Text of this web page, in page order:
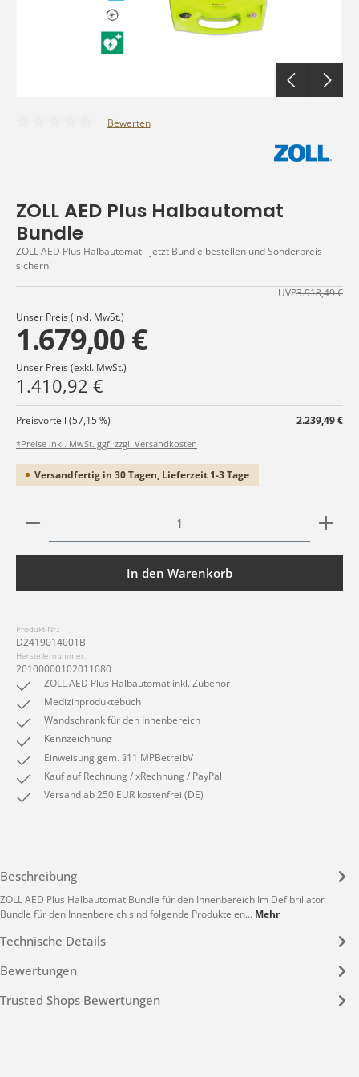
Bewerten
ZOLL AED Plus Halbautomat
Bundle
ZOLL AED Plus Halbautomat - jetzt Bundle bestellen und Sonderpreis
sichern!
UVP3.918,49 €
Unser Preis (inkl. MwSt.)
1.679,00 €
Unser Preis (exkl. MwSt.)
1.410,92 €
Preisvorteil (57,15 %) 2.239,49 €
*Preise inkl. MwSt. ggf. zzgl. Versandkosten
Versandfertig in 30 Tagen, Lieferzeit 1-3 Tage
Produkt Anzahl: Gib den gewünschten Wert ein
In den Warenkorb
Produkt-Nr.:
D2419014001B
Herstellernummer:
20100000102011080
ZOLL AED Plus Halbautomat inkl. Zubehör
Medizinproduktebuch
Wandschrank für den Innenbereich
Kennzeichnung
Einweisung gem. §11 MPBetreibV
Kauf auf Rechnung / xRechnung / PayPal
Versand ab 250 EUR kostenfrei (DE)
Beschreibung
ZOLL AED Plus Halbautomat Bundle für den Innenbereich Im Defibrillator
Bundle für den Innenbereich sind folgende Produkte en… Mehr
Technische Details
Bewertungen
Trusted Shops Bewertungen